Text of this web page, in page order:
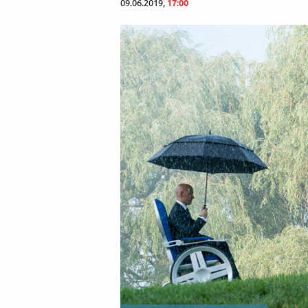
09.06.2019, 17:00